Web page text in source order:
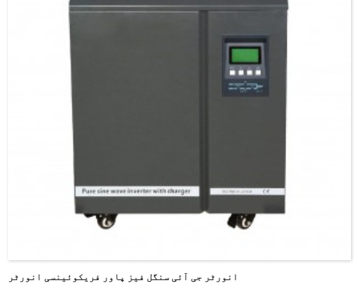
انورٹر جی آئی سنگل فیز پاور فریکوئینسی انورٹر